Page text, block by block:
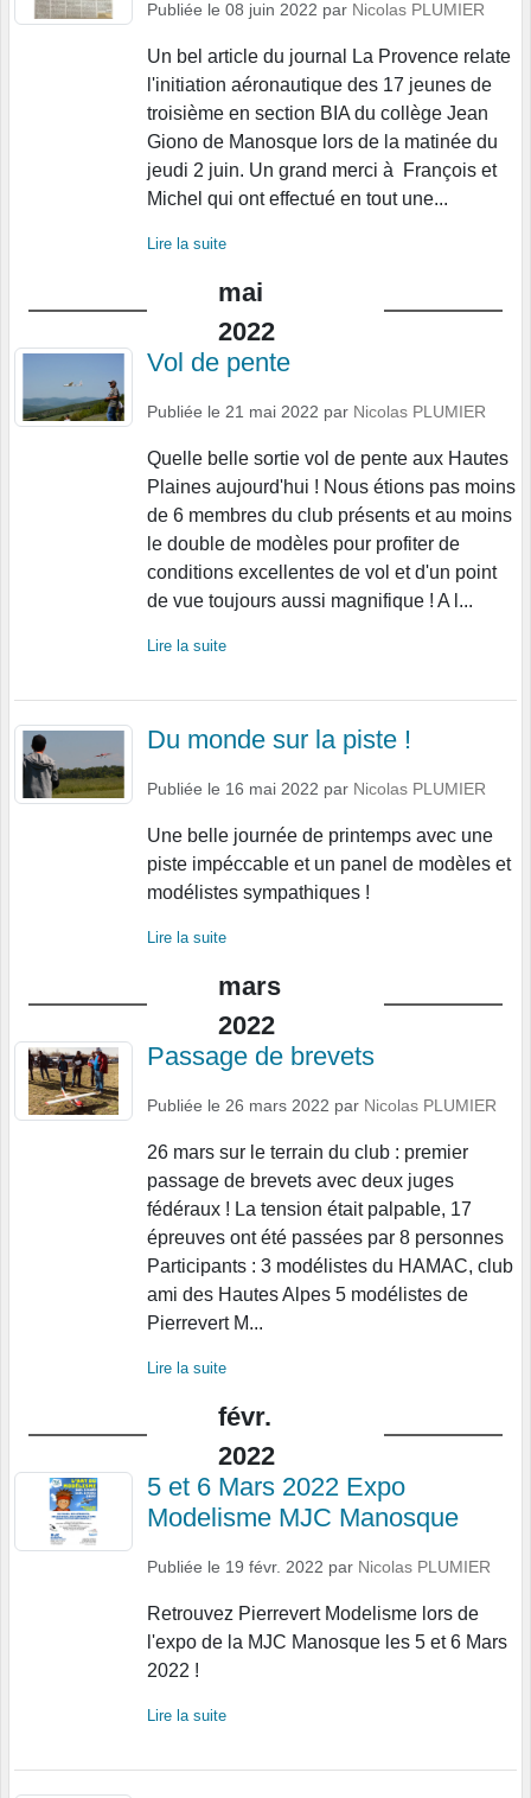
Publiée le 08 juin 2022 par Nicolas PLUMIER
Un bel article du journal La Provence relate
l'initiation aéronautique des 17 jeunes de
troisième en section BIA du collège Jean
Giono de Manosque lors de la matinée du
jeudi 2 juin. Un grand merci à François et
Michel qui ont effectué en tout une...
Lire la suite
mai
2022
Vol de pente
Publiée le 21 mai 2022 par Nicolas PLUMIER
Quelle belle sortie vol de pente aux Hautes
Plaines aujourd'hui ! Nous étions pas moins
de 6 membres du club présents et au moins
le double de modèles pour profiter de
conditions excellentes de vol et d'un point
de vue toujours aussi magnifique ! A l...
Lire la suite
Du monde sur la piste !
Publiée le 16 mai 2022 par Nicolas PLUMIER
Une belle journée de printemps avec une
piste impéccable et un panel de modèles et
modélistes sympathiques !
Lire la suite
mars
2022
Passage de brevets
Publiée le 26 mars 2022 par Nicolas PLUMIER
26 mars sur le terrain du club : premier
passage de brevets avec deux juges
fédéraux ! La tension était palpable, 17
épreuves ont été passées par 8 personnes
Participants : 3 modélistes du HAMAC, club
ami des Hautes Alpes 5 modélistes de
Pierrevert M...
Lire la suite
févr.
2022
5 et 6 Mars 2022 Expo
Modelisme MJC Manosque
Publiée le 19 févr. 2022 par Nicolas PLUMIER
Retrouvez Pierrevert Modelisme lors de
l'expo de la MJC Manosque les 5 et 6 Mars
2022 !
Lire la suite